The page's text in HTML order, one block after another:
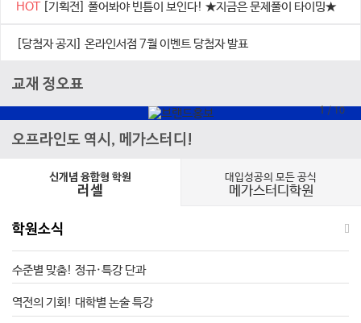
HOT[기획전] 풀어봐야 빈틈이 보인다! ★지금은 문제풀이 타이밍★
[당첨자 공지] 온라인서점 7월 이벤트 당첨자 발표
교재 정오표
1 / 10
오프라인도 역시, 메가스터디!
신개념 융합형 학원
러셀
대입성공의 모든 공식
메가스터디학원
학원소식
수준별 맞춤! 정규·특강 단과
역전의 기회! 대학별 논술 특강